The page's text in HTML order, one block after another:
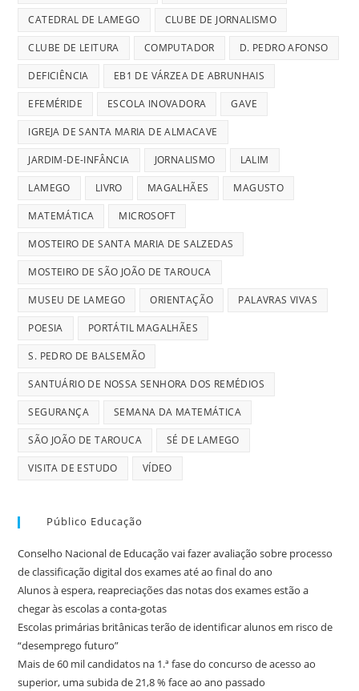
CATEDRAL DE LAMEGO CLUBE DE JORNALISMO
CLUBE DE LEITURA COMPUTADOR D. PEDRO AFONSO
DEFICIÊNCIA EB1 DE VÁRZEA DE ABRUNHAIS
EFEMÉRIDE ESCOLA INOVADORA GAVE
IGREJA DE SANTA MARIA DE ALMACAVE
JARDIM-DE-INFÂNCIA JORNALISMO LALIM
LAMEGO LIVRO MAGALHÃES MAGUSTO
MATEMÁTICA MICROSOFT
MOSTEIRO DE SANTA MARIA DE SALZEDAS
MOSTEIRO DE SÃO JOÃO DE TAROUCA
MUSEU DE LAMEGO ORIENTAÇÃO PALAVRAS VIVAS
POESIA PORTÁTIL MAGALHÃES
S. PEDRO DE BALSEMÃO
SANTUÁRIO DE NOSSA SENHORA DOS REMÉDIOS
SEGURANÇA SEMANA DA MATEMÁTICA
SÃO JOÃO DE TAROUCA SÉ DE LAMEGO
VISITA DE ESTUDO VÍDEO
Público Educação
Conselho Nacional de Educação vai fazer avaliação sobre processo
de classificação digital dos exames até ao final do ano
Alunos à espera, reapreciações das notas dos exames estão a
chegar às escolas a conta-gotas
Escolas primárias britânicas terão de identificar alunos em risco de
“desemprego futuro”
Mais de 60 mil candidatos na 1.ª fase do concurso de acesso ao
superior, uma subida de 21,8 % face ao ano passado